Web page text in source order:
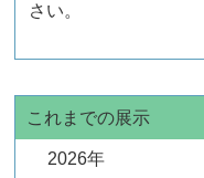
さい。
これまでの展示
2026年